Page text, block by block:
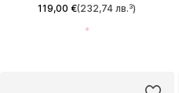
119,00 €(232,74 лв.³)